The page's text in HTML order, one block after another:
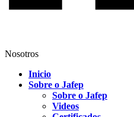
Nosotros
Inicio
Sobre o Jafep
Sobre o Jafep
Videos